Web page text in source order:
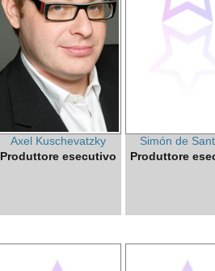
Axel Kuschevatzky
Produttore esecutivo
Simón de
Produttore